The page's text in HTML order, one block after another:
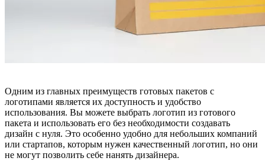
Одним из главных преимуществ готовых пакетов с
логотипами является их доступность и удобство
использования. Вы можете выбрать логотип из готового
пакета и использовать его без необходимости создавать
дизайн с нуля. Это особенно удобно для небольших компаний
или стартапов, которым нужен качественный логотип, но они
не могут позволить себе нанять дизайнера.